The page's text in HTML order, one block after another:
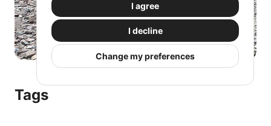
I agree
I decline
Change my preferences
Tags